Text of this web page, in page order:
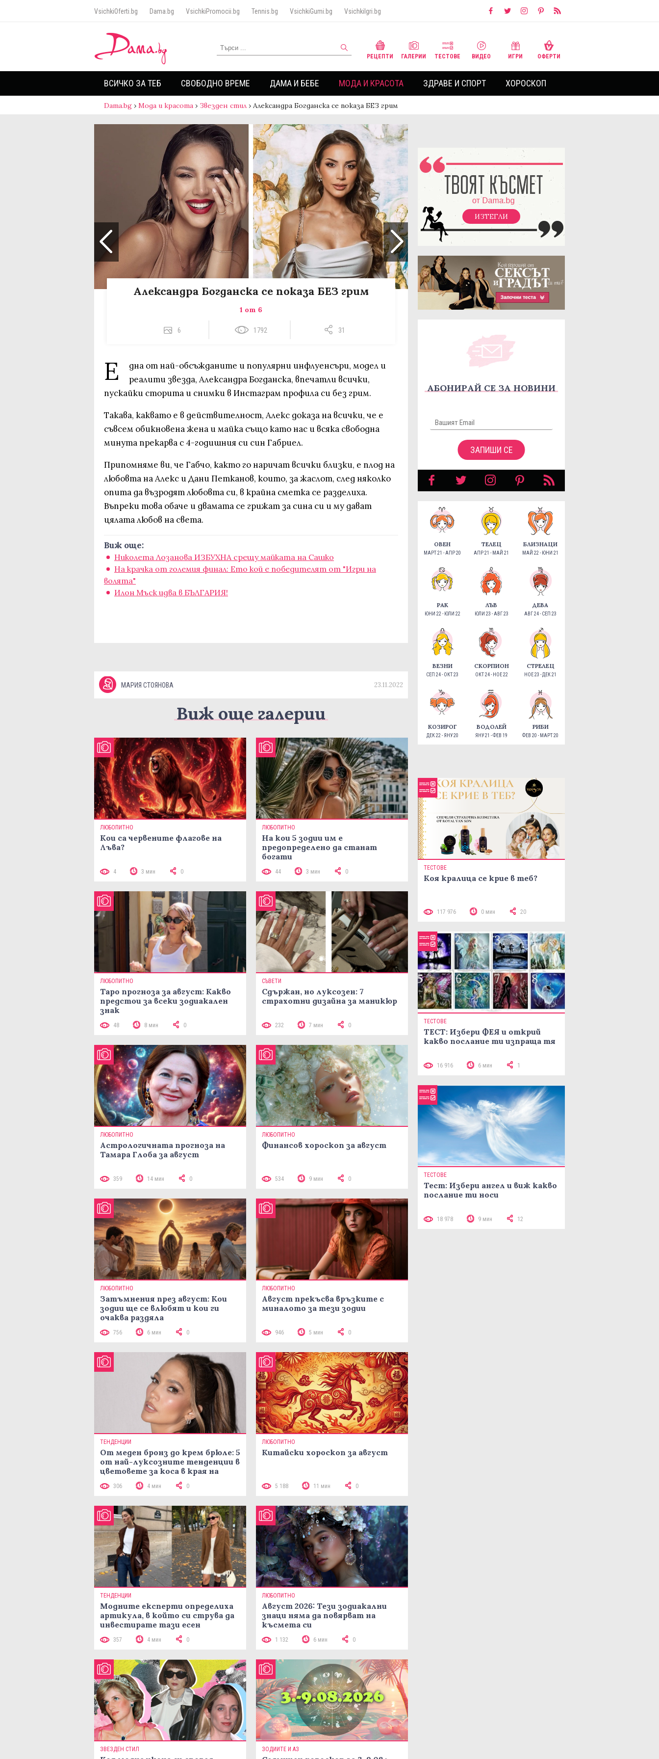
VsichkiOferti.bg Dama.bg VsichkiPromocii.bg Tennis.bg VsichkiGumi.bg VsichkiIgri.bg
РЕЦЕПТИ ГАЛЕРИИ ТЕСТОВЕ ВИДЕО ИГРИ ОФЕРТИ
ВСИЧКО ЗА ТЕБ СВОБОДНО ВРЕМЕ ДАМА И БЕБЕ МОДА И КРАСОТА ЗДРАВЕ И СПОРТ ХОРОСКОП
Dama.bg › Мода и красота › Звезден стил › Александра Богданска се показа БЕЗ грим
Александра Богданска се показа БЕЗ грим
1 от 6
6 1792 31
Е
дна от най-обсъжданите и популярни инфлуенсъри, модел и
реалити звезда, Александра Богданска, впечатли всички,
пускайки сторита и снимки в Инстаграм профила си без грим.
Такава, каквато е в действителност, Алекс доказа на всички, че е
съвсем обикновена жена и майка също като нас и всяка свободна
минута прекарва с 4-годишния си син Габриел.
Припомняме ви, че Габчо, както го наричат всички близки, е плод на
любовта на Алекс и Дани Петканов, които, за жаслот, след няколко
опита да възродят любовта си, в крайна сметка се разделиха.
Въпреки това обаче и двамата се грижат за сина си и му дават
цялата любов на света.
Виж още:
Николета Лозанова ИЗБУХНА срещу майката на Сашко
На крачка от големия финал: Ето кой е победителят от "Игри на
волята"
Илон Мъск идва в БЪЛГАРИЯ!
МАРИЯ СТОЯНОВА 23.11.2022
Виж още галерии
ЛЮБОПИТНО
Кои са червените флагове на
Лъва?
4 3 мин 0
ЛЮБОПИТНО
На кои 5 зодии им е
предопределено да станат
богати
44 3 мин 0
ЛЮБОПИТНО
Таро прогноза за август: Какво
предстои за всеки зодиакален
знак
48 8 мин 0
СЪВЕТИ
Сдържан, но луксозен: 7
страхотни дизайна за маникюр
232 7 мин 0
ЛЮБОПИТНО
Астрологичната прогноза на
Тамара Глоба за август
359 14 мин 0
ЛЮБОПИТНО
Финансов хороскоп за август
534 9 мин 0
ЛЮБОПИТНО
Затъмнения през август: Кои
зодии ще се влюбят и кои ги
очаква раздяла
756 6 мин 0
ЛЮБОПИТНО
Август прекъсва връзките с
миналото за тези зодии
946 5 мин 0
ТЕНДЕНЦИИ
От меден бронз до крем брюле: 5
от най-луксозните тенденции в
цветовете за коса в края на
306 4 мин 0
ЛЮБОПИТНО
Китайски хороскоп за август
5 188 11 мин 0
ТЕНДЕНЦИИ
Модните експерти определиха
артикула, в който си струва да
инвестирате тази есен
357 4 мин 0
ЛЮБОПИТНО
Август 2026: Тези зодиакални
знаци няма да повярват на
късмета си
1 132 6 мин 0
ЗВЕЗДЕН СТИЛ ЗОДИИТЕ И АЗ
ИЗТЕГЛИ
АБОНИРАЙ СЕ ЗА НОВИНИ
ЗАПИШИ СЕ
ОВЕН
МАРТ 21 - АПР 20
ТЕЛЕЦ
АПР 21 - МАЙ 21
БЛИЗНАЦИ
МАЙ 22 - ЮНИ 21
РАК
ЮНИ 22 - ЮЛИ 22
ЛЪВ
ЮЛИ 23 - АВГ 23
ДЕВА
АВГ 24 - СЕП 23
ВЕЗНИ
СЕП 24 - ОКТ 23
СКОРПИОН
ОКТ 24 - НОЕ 22
СТРЕЛЕЦ
НОЕ 23 - ДЕК 21
КОЗИРОГ
ДЕК 22 - ЯНУ 20
ВОДОЛЕЙ
ЯНУ 21 - ФЕВ 19
РИБИ
ФЕВ 20 - МАРТ 20
ТЕСТОВЕ
Коя кралица се крие в теб?
117 976 0 мин 20
ТЕСТОВЕ
ТЕСТ: Избери ФЕЯ и открий
какво послание ти изпраща тя
16 916 6 мин 1
ТЕСТОВЕ
Тест: Избери ангел и виж какво
послание ти носи
18 978 9 мин 12